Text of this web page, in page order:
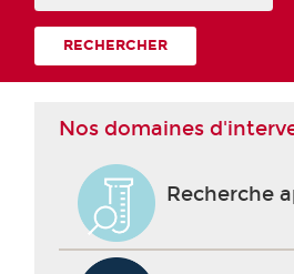
RECHERCHER
Nos domaines
Recherche